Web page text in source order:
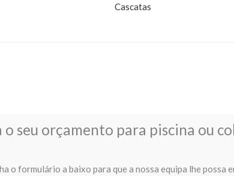
Cascatas
o seu orçamento para piscina ou
o formulário a baixo para que a nossa equipa lhe possa